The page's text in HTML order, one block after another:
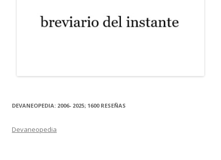
DEVANEOPEDIA: 2006- 2025; 1600 RESEÑAS
Devaneopedia